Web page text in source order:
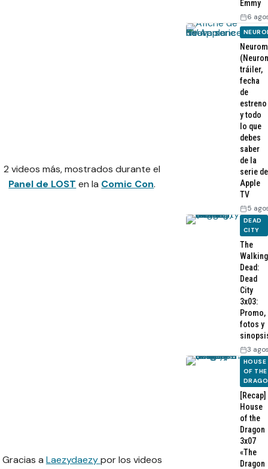
2 videos más, mostrados durante el
Panel de LOST en la Comic Con.
Gracias a Laezydaezypor los videos
Emmy
6
tráiler,
fecha
de
estreno
y todo
lo que
debes
saber
de la
serie de
Apple
TV
5
DEAD
CITY
The
Walking
Dead:
Dead
City
3x03:
Promo,
fotos y
3
HOUSE
OF THE
[Recap]
House
of the
Dragon
3x07
«The
Dragon